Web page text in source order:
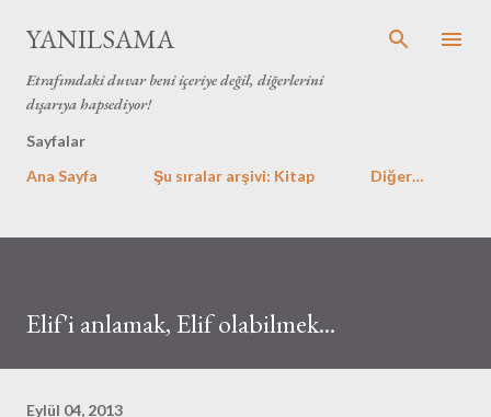
YANILSAMA
Etrafımdaki duvar beni içeriye değil, diğerlerini
dışarıya hapsediyor!
Sayfalar
Ana Sayfa
Şu sıralar arşivi: Kitap Diğer…
Elif'i anlamak, Elif olabilmek...
Eylül 04, 2013